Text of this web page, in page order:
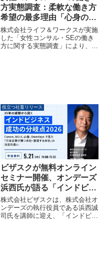
小企業における段階的なDX推進
モデルとして注目されます。
方実態調査：柔軟な働き方
希望の最多理由「心身の健
康・ワークライフバラン
ス」が7割超、時短勤務利
用者の約47%がPM以上へ
株式会社ライフ＆ワークスが実施
した「女性コンサル・SEの働き
方に関する実態調査」により、柔
おり、企業には制度の整備だけで
なく、気兼ねなく利用できる風土
と成長機会の提供が求められてい
ます。
役立つ社畜リリース
ビザスクが無料オンライン
セミナー開催、オンデーズ
浜西氏が語る「インドビジ
ネス成功の分岐点 2026」
株式会社ビザスクは、株式会社オ
ンデーズの執行役員である浜西誠
司氏を講師に迎え、「インドビジ